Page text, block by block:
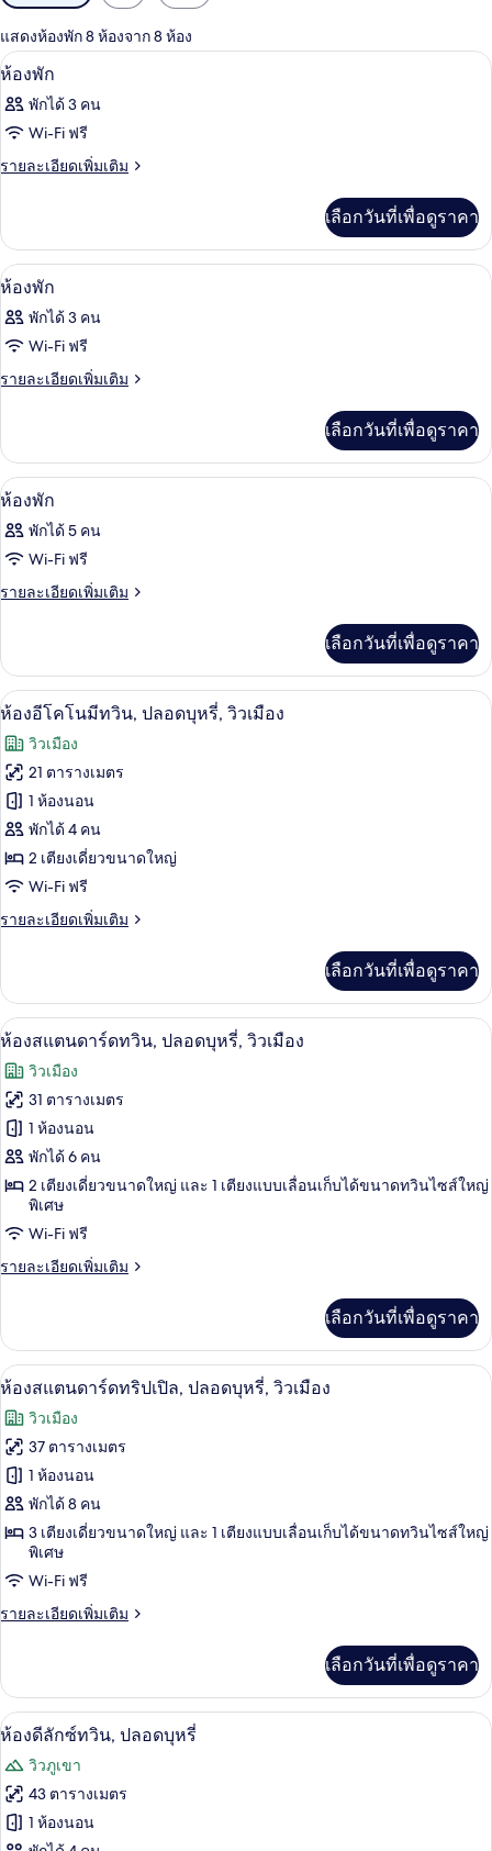
กรอง
ที่
มี
ให้
สำหรับ
พัก
แสดงห้องพัก 8 ห้องจาก 8 ห้อง
เปิด
ภาพถ่าย
ทั้งหมด
ของ
ผ้านวมขนเป็ด, ตู้นิรภัยในห้องพัก, โต๊
1
ห้องพัก
พักได้ 3 คน
Wi-Fi ฟรี
รายละเอียดเพิ่มเติม
ราย
เกี่ยว
กับ
ห้อง
เลือกวันที่เพื่อดูราคา
เปิด
ภาพถ่าย
ทั้งหมด
ของ
1
ห้องพัก
พักได้ 3 คน
Wi-Fi ฟรี
รายละเอียดเพิ่มเติม
ราย
เกี่ยว
กับ
ห้อง
เลือกวันที่เพื่อดูราคา
เปิด
ภาพถ่าย
ทั้งหมด
ของ
ผ้านวมขนเป็ด, ตู้นิรภัยในห้องพัก, โต๊
1
ห้องพัก
พักได้ 5 คน
Wi-Fi ฟรี
รายละเอียดเพิ่มเติม
ราย
เกี่ยว
กับ
ห้อง
เลือกวันที่เพื่อดูราคา
เปิด
ภาพถ่าย
ทั้งหมด
ของ
ห้อง
อี
โค
โน
ทวิน,
ปลอด
บุหรี่,
วิว
เมือง
ห้องอีโคโนมีทวิน, ปลอดบุหรี่, วิวเมือ
7
ห้องอีโคโนมีทวิน, ปลอดบุหรี่, วิวเมือง
วิวเมือง
21 ตารางเมตร
1 ห้องนอน
พักได้ 4 คน
2 เตียงเดี่ยวขนาดใหญ่
Wi-Fi ฟรี
รายละเอียดเพิ่มเติม
ราย
เกี่ยว
กับ
ห้อง
โค
โน
มี
ทวิ
น,
ปลอด
บุหรี่,
เมือง
เลือกวันที่เพื่อดูราคา
เปิด
ภาพถ่าย
ทั้งหมด
ของ
ห้อง
สแตนดาร์ด
ทวิน,
เมือง
ผ้านวมขนเป็ด, ตู้นิรภัยในห้องพัก, โต๊
7
ห้องสแตนดาร์ดทวิน, ปลอดบุหรี่, วิวเมือง
วิวเมือง
31 ตารางเมตร
1 ห้องนอน
พักได้ 6 คน
2 เตียงเดี่ยวขนาดใหญ่ และ 1 เตียงแบบเลื่อนเก็บได้ขนาดทวินไซส์ใหญ่
พิเศษ
Wi-Fi ฟรี
รายละเอียดเพิ่มเติม
ราย
เกี่ยว
กับ
ห้อง
ทวิ
น,
ปลอด
บุหรี่,
วิว
เมือง
เลือกวันที่เพื่อดูราคา
เปิด
ภาพถ่าย
ทั้งหมด
ของ
ห้อง
สแตนดาร์ด
ทริปเปิล,
เมือง
ห้องสแตนดาร์ดทริปเปิล, ปลอดบุหรี่,
6
ห้องสแตนดาร์ดทริปเปิล, ปลอดบุหรี่, วิวเมือง
วิวเมือง
37 ตารางเมตร
1 ห้องนอน
พักได้ 8 คน
3 เตียงเดี่ยวขนาดใหญ่ และ 1 เตียงแบบเลื่อนเก็บได้ขนาดทวินไซส์ใหญ่
พิเศษ
Wi-Fi ฟรี
รายละเอียดเพิ่มเติม
ราย
เกี่ยว
กับ
ห้อง
ทริปเปิล,
ปลอด
บุหรี่,
วิว
เลือกวันที่เพื่อดูราคา
เปิด
ภาพถ่าย
ทั้งหมด
ของ
ห้องดีลักซ์ทวิน, ปลอดบุหรี่ | ผ้านวมขน
7
ห้องดีลักซ์ทวิน, ปลอดบุหรี่
วิวภูเขา
43 ตารางเมตร
1 ห้องนอน